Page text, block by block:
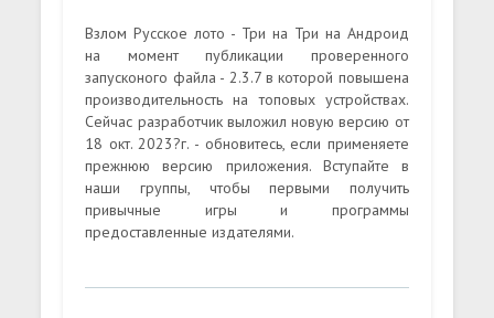
Взлом Русское лото - Три на Три на Андроид
на момент публикации проверенного
запусконого файла - 2.3.7 в которой повышена
производительность на топовых устройствах.
Сейчас разработчик выложил новую версию от
18 окт. 2023?г. - обновитесь, если применяете
прежнюю версию приложения. Вступайте в
наши группы, чтобы первыми получить
привычные игры и программы
предоставленные издателями.